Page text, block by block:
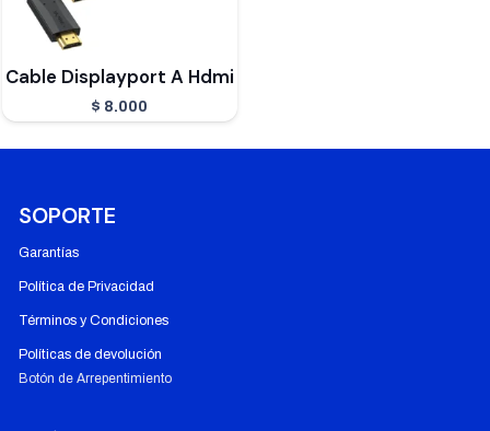
Cable Displayport A Hdmi
$ 8.000
SOPORTE
Garantías
Política de Privacidad
Términos y Condiciones
Políticas de devolución
Botón de Arrepentimiento